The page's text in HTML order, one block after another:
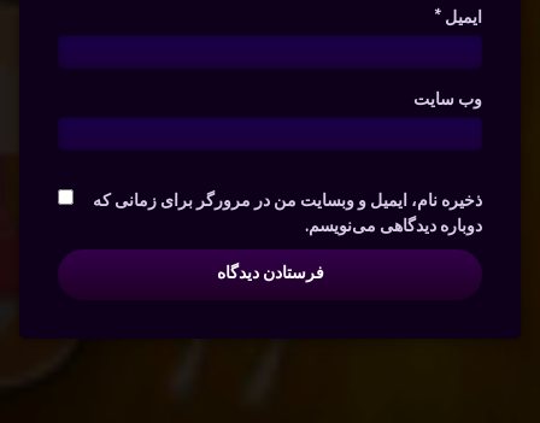
ایمیل *
وب‌ سایت
ذخیره نام، ایمیل و وبسایت من در مرورگر برای زمانی که
دوباره دیدگاهی می‌نویسم.